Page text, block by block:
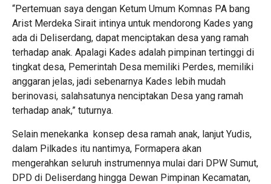
“Pertemuan saya dengan Ketum Umum Komnas PA bang
Arist Merdeka Sirait intinya untuk mendorong Kades yang
ada di Deliserdang, dapat menciptakan desa yang ramah
terhadap anak. Apalagi Kades adalah pimpinan tertinggi di
tingkat desa, Pemerintah Desa memiliki Perdes, memiliki
anggaran jelas, jadi sebenarnya Kades lebih mudah
berinovasi, salahsatunya nenciptakan Desa yang ramah
terhadap anak,” tuturnya.
Selain menekanka konsep desa ramah anak, lanjut Yudis,
dalam Pilkades itu nantimya, Formapera akan
mengerahkan seluruh instrumennya mulai dari DPW Sumut,
DPD di Deliserdang hingga Dewan Pimpinan Kecamatan,